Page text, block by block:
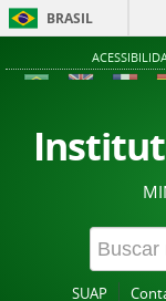
BRASIL
SUAP